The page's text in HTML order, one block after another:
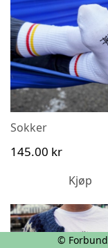
Sokker
145.00 kr
Kjøp
Sokker
Se detaljer
Legg til i
handlekurv
T-skjorte
©